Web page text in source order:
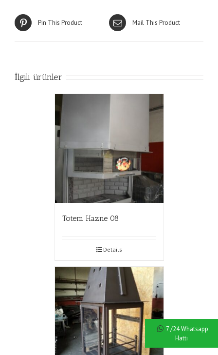
Pin This Product Mail This Product
İlgili ürünler
Totem Hazne 08
Details
7 /24 Whatsapp
Hattı